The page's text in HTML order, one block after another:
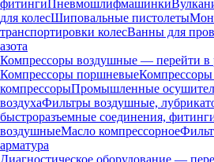
фитингиПневмошлифмашинки
для колесШиповальные пистолеты
транспортировки колесВанны для
азота
Компрессоры воздушные — перейти в
Компрессоры поршневые
компрессорыПромышленные
воздухаФильтры воздушные,
быстроразъемные соединения,
воздушныеМасло компрессорное
арматура
Диагностическое оборудование —